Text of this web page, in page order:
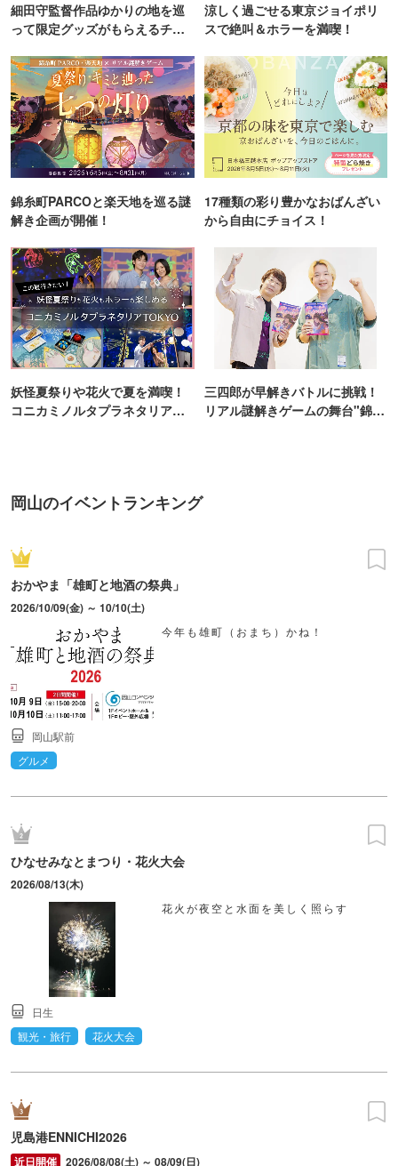
細田守監督作品ゆかりの地を巡
って限定グッズがもらえるチャ
涼しく過ごせる東京ジョイポリ
スで絶叫＆ホラーを満喫！
錦糸町PARCOと楽天地を巡る謎
解き企画が開催！
17種類の彩り豊かなおばんざい
から自由にチョイス！
妖怪夏祭りや花火で夏を満喫！
コニカミノルタプラネタリア
三四郎が早解きバトルに挑戦！
リアル謎解きゲームの舞台"錦糸
岡山のイベントランキング
おかやま「雄町と地酒の祭典」
2026/10/09(金) ～ 10/10(土)
今年も雄町（おまち）かね！
岡山駅前
グルメ
ひなせみなとまつり・花火大会
2026/08/13(木)
花火が夜空と水面を美しく照らす
日生
観光・旅行
花火大会
児島港ENNICHI2026
2026/08/08(土) ～ 08/09(日)